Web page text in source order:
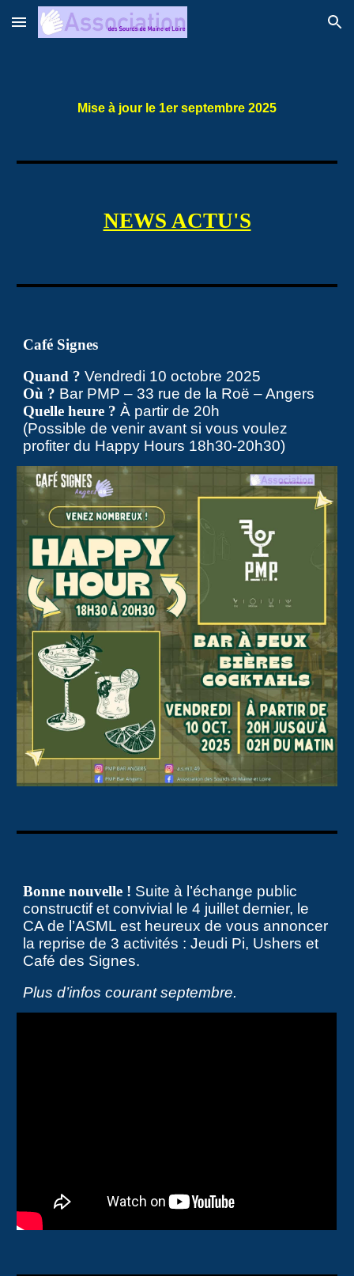
Skip to main content Skip to navigation
Mise à jour le 1er septembre 2025
NEWS ACTU'S
Café Signes
Quand ? Vendredi 10 octobre 2025
Où ? Bar PMP – 33 rue de la Roë – Angers
Quelle heure ? À partir de 20h
(Possible de venir avant si vous voulez
profiter du Happy Hours 18h30-20h30)
Bonne nouvelle ! Suite à l’échange public
constructif et convivial le 4 juillet dernier, le
CA de l’ASML est heureux de vous annoncer
la reprise de 3 activités : Jeudi Pi, Ushers et
Café des Signes.
Plus d’infos courant septembre.